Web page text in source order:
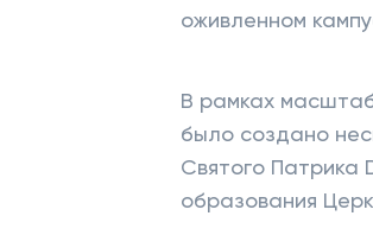
оживленном
В рамках
было создано
Святого Патрика
образования